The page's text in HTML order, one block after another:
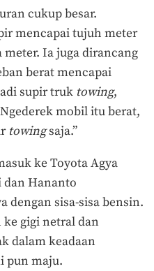
cukup besar.
mencapai tujuh meter
Ia juga dirancang
berat mencapai
supir truk towing,
mobil itu berat,
towingsaja.”
ke Toyota Agya
dan Hananto
dengan sisa-sisa bensin.
gigi netral dan
dalam keadaan
pun maju.